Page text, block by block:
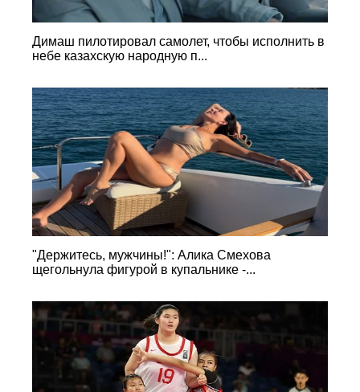
Димаш пилотировал самолет, чтобы исполнить в
небе казахскую народную п...
"Держитесь, мужчины!": Алика Смехова
щегольнула фигурой в купальнике -...